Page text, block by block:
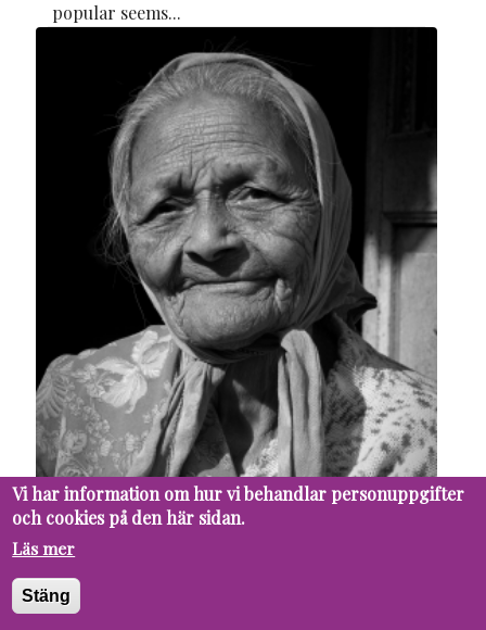
popular seems...
Vi har information om hur vi behandlar personuppgifter
och cookies på den här sidan.
Läs mer
Stäng